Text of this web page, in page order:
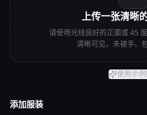
上传一张清晰
请使用光线良好的正面或 45
清晰可见，未被手、
使用示
添加服装